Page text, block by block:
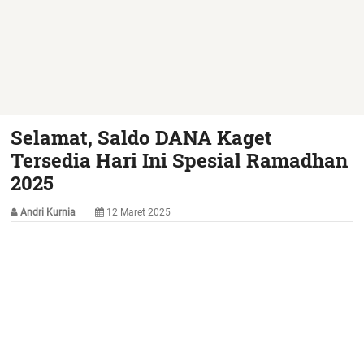
Selamat, Saldo DANA Kaget
Tersedia Hari Ini Spesial Ramadhan
2025
Andri Kurnia 12 Maret 2025